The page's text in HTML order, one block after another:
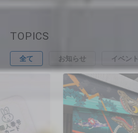
ご宿泊予約 レストラン予約
宿泊日
泊数 1泊 室数
大人1 人
宿泊予約の確認
TOPICS
全て お知らせ イベント